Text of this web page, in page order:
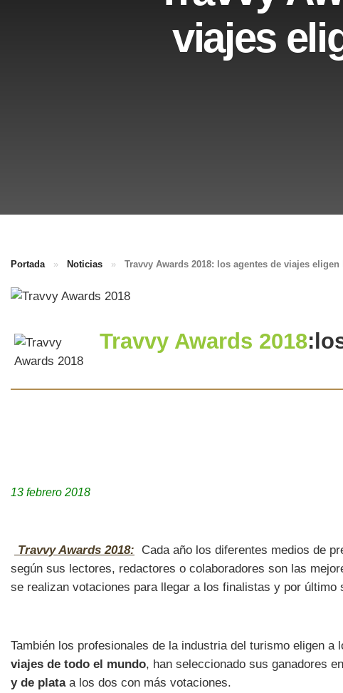
viajes
Portada » Noticias » Travvy Awards 2018: los agentes de viajes
Travvy Awards 2018
13 febrero 2018
Travvy Awards 2018: Cada año los diferentes medios de
según sus lectores, redactores o colaboradores son las
se realizan votaciones para llegar a los finalistas y por
También los profesionales de la industria del turismo eligen
viajes de todo el mundo, han seleccionado sus ganadores
y de plataa los dos con más votaciones.